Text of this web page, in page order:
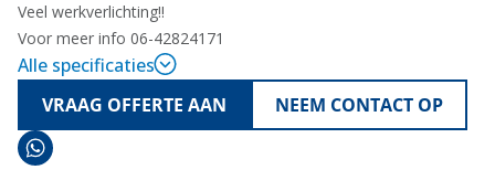
Veel werkverlichting!!
Voor meer info 06-42824171
Alle specificaties
VRAAG OFFERTE AAN
NEEM CONTACT OP